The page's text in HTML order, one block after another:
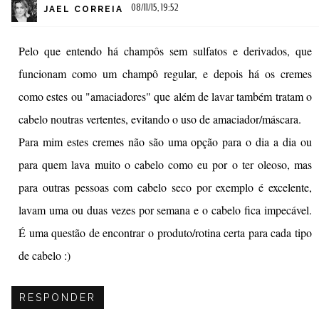
JAEL CORREIA 08/11/15, 19:52
Pelo que entendo há champôs sem sulfatos e derivados, que
funcionam como um champô regular, e depois há os cremes
como estes ou "amaciadores" que além de lavar também tratam o
cabelo noutras vertentes, evitando o uso de amaciador/máscara.
Para mim estes cremes não são uma opção para o dia a dia ou
para quem lava muito o cabelo como eu por o ter oleoso, mas
para outras pessoas com cabelo seco por exemplo é excelente,
lavam uma ou duas vezes por semana e o cabelo fica impecável.
É uma questão de encontrar o produto/rotina certa para cada tipo
de cabelo :)
RESPONDER